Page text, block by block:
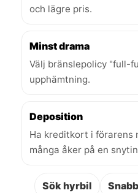
och lägre pris.
Minst drama
Välj bränslepolicy "full-
upphämtning.
Deposition
Ha kreditkort i förarens
många åker på en
Sök hyrbil